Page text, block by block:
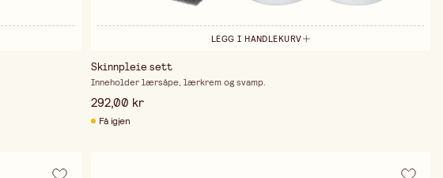
LEGG I HANDLEKURV
Skinnpleie sett
Inneholder lærsåpe, lærkrem og svamp.
292,00 kr
Få igjen